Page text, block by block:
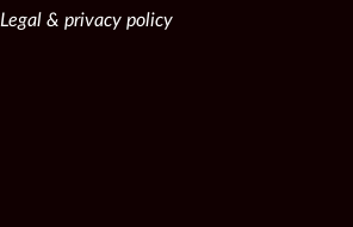
Legal & privacy policy